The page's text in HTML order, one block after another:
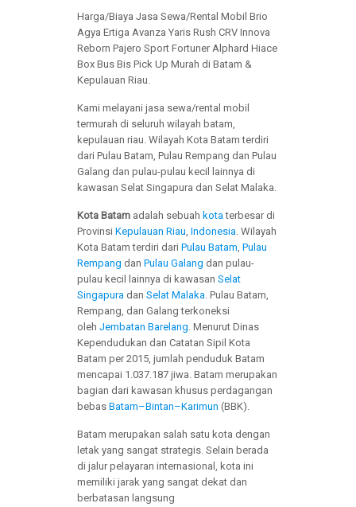
Harga/Biaya Jasa Sewa/Rental Mobil Brio
Agya Ertiga Avanza Yaris Rush CRV Innova
Reborn Pajero Sport Fortuner Alphard Hiace
Box Bus Bis Pick Up Murah di Batam &
Kepulauan Riau.
Kami melayani jasa sewa/rental mobil
termurah di seluruh wilayah batam,
kepulauan riau. Wilayah Kota Batam terdiri
dari Pulau Batam, Pulau Rempang dan Pulau
Galang dan pulau-pulau kecil lainnya di
kawasan Selat Singapura dan Selat Malaka.
Kota Batamadalah sebuah kotaterbesar di
Provinsi Kepulauan Riau, Indonesia. Wilayah
Kota Batam terdiri dari Pulau Batam, Pulau
Rempang dan Pulau Galang dan pulau-
pulau kecil lainnya di kawasan Selat
Singapuradan Selat Malaka. Pulau Batam,
Rempang, dan Galang terkoneksi
oleh Jembatan Barelang. Menurut Dinas
Kependudukan dan Catatan Sipil Kota
Batam per 2015, jumlah penduduk Batam
mencapai 1.037.187 jiwa. Batam merupakan
bagian dari kawasan khusus perdagangan
bebas Batam–Bintan–Karimun (BBK).
Batam merupakan salah satu kota dengan
letak yang sangat strategis. Selain berada
di jalur pelayaran internasional, kota ini
memiliki jarak yang sangat dekat dan
berbatasan langsung